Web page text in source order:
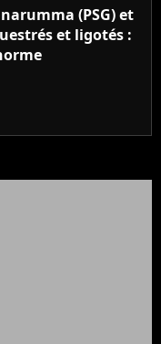
(PSG) et
et ligotés :